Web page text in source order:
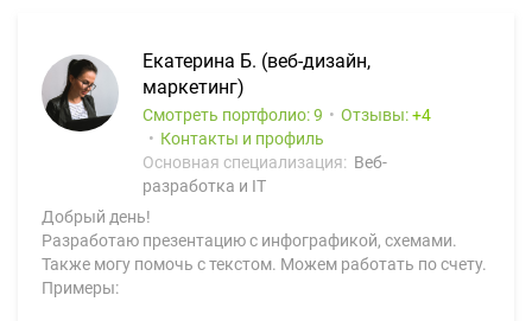
Екатерина Б. (веб-дизайн,
маркетинг)
Смотреть портфолио: 9 Отзывы:
4
Контакты и профиль
Основная специализация: Веб-
разработка и IT
Добрый день!
Разработаю презентацию с инфографикой, схемами.
Также могу помочь с текстом. Можем работать по счету.
Примеры: